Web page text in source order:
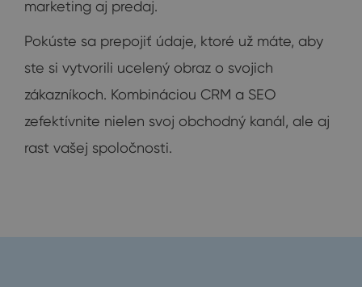
marketing aj predaj.
Pokúste sa prepojiť údaje, ktoré už máte, aby
ste si vytvorili ucelený obraz o svojich
zákazníkoch. Kombináciou CRM a SEO
zefektívnite nielen svoj obchodný kanál, ale aj
rast vašej spoločnosti.